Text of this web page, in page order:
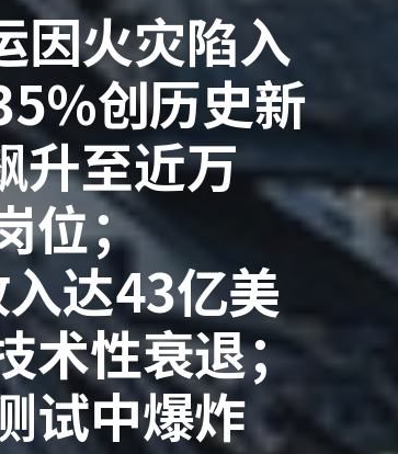
因火灾陷入
创历史新
至近万
位；
达43亿美
术性衰退；
试中爆炸